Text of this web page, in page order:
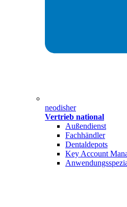
neodisher
Vertrieb national
Außendienst
Fachhändler
Dentaldepots
Key Account